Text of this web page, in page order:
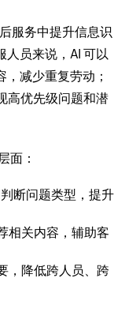
服务中提升信息识
人员来说，AI 可以
减少重复劳动；
高优先级问题和潜
面：
断问题类型，提升
相关内容，辅助客
，降低跨人员、跨